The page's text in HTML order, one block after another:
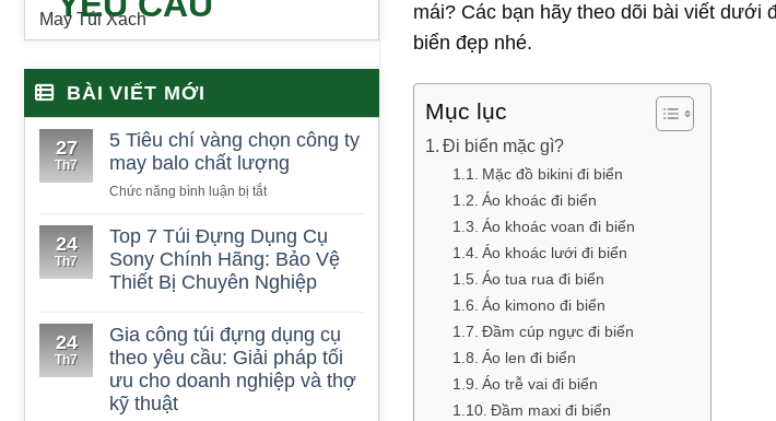
May Túi Xách
BÀI VIẾT MỚI
27
Th7
5 Tiêu chí vàng chọn công ty
may balo chất lượng
Chức năng bình luận bị tắtở
Tiêu
chí
vàng
chọn
ty
may
balo
24
Th7
Top 7 Túi Đựng Dụng Cụ
Sony Chính Hãng: Bảo Vệ
Thiết Bị Chuyên Nghiệp
24
Th7
Gia công túi đựng dụng cụ
theo yêu cầu: Giải pháp tối
ưu cho doanh nghiệp và thợ
kỹ thuật
mái? Các bạn hãy theo dõi bài viết dưới
biển đẹp nhé.
Mục lục
Đi biển mặc gì?
Mặc đồ bikini đi biển
Áo khoác đi biển
Áo khoác voan đi biển
Áo khoác lưới đi biển
Áo tua rua đi biển
Áo kimono đi biển
Đầm cúp ngực đi biển
Áo len đi biển
Áo trễ vai đi biển
Đầm maxi đi biển